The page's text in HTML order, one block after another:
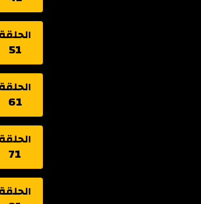
الحلقة
51
الحلقة
61
الحلقة
71
الحلقة